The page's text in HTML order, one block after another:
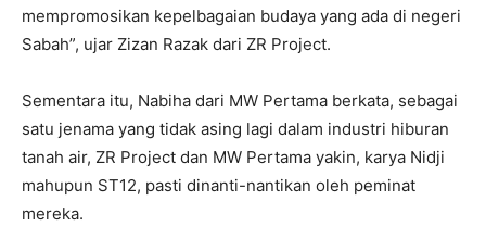
mempromosikan kepelbagaian budaya yang ada di negeri
Sabah”, ujar Zizan Razak dari ZR Project.
Sementara itu, Nabiha dari MW Pertama berkata, sebagai
satu jenama yang tidak asing lagi dalam industri hiburan
tanah air, ZR Project dan MW Pertama yakin, karya Nidji
mahupun ST12, pasti dinanti-nantikan oleh peminat
mereka.